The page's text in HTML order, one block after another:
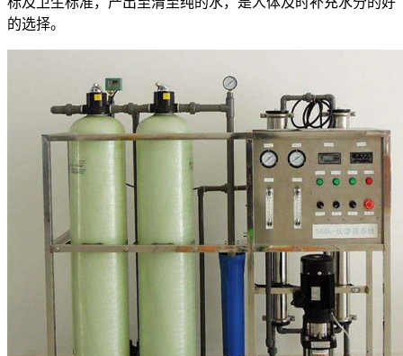
的选择。